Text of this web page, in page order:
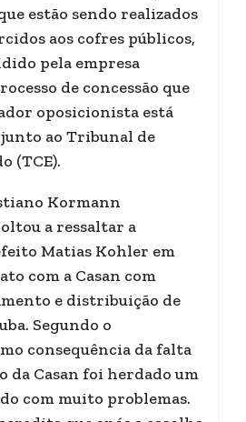
estão sendo realizados
aos cofres públicos,
pela empresa
de concessão que
oposicionista está
ao Tribunal de
(TCE).
Kormann
a ressaltar a
Matias Kohler em
com a Casan com
e distribuição de
Segundo o
consequência da falta
da Casan foi herdado um
com muito problemas.